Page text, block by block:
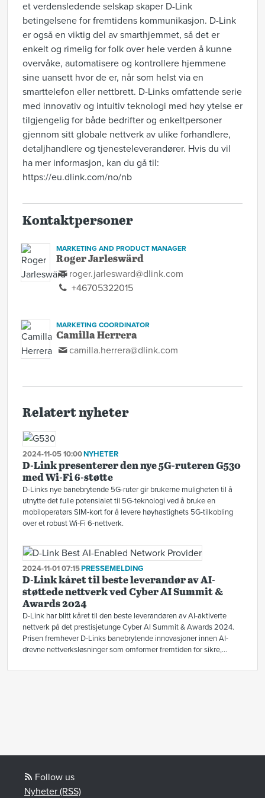
et verdensledende selskap skaper D-Link
betingelsene for fremtidens kommunikasjon. D-Link
er også en viktig del av smarthjemmet, så det er
enkelt og rimelig for folk over hele verden å kunne
overvåke, automatisere og kontrollere hjemmene
sine uansett hvor de er, når som helst via en
smarttelefon eller nettbrett. D-Links omfattende serie
med innovativ og intuitiv teknologi med høy ytelse er
tilgjengelig for både bedrifter og enkeltpersoner
gjennom sitt globale nettverk av ulike forhandlere,
detaljhandlere og tjenesteleverandører. Hvis du vil
ha mer informasjon, kan du gå til:
https://eu.dlink.com/no/nb
Kontaktpersoner
MARKETING AND PRODUCT MANAGER
Roger Jarleswärd
roger.jarlesward@dlink.com
+46705322015
MARKETING COORDINATOR
Camilla Herrera
camilla.herrera@dlink.com
Relatert nyheter
2024-11-05 10:00NYHETER
D-Link presenterer den nye 5G-ruteren G530
med Wi-Fi 6-støtte
D-Links nye banebrytende 5G-ruter gir brukerne muligheten til å
utnytte det fulle potensialet til 5G-teknologi ved å bruke en
mobiloperatørs SIM-kort for å levere høyhastighets 5G-tilkobling
over et robust Wi-Fi 6-nettverk.
2024-11-01 07:15PRESSEMELDING
D-Link kåret til beste leverandør av AI-
støttede nettverk ved Cyber AI Summit &
Awards 2024
D-Link har blitt kåret til den beste leverandøren av AI-aktiverte
nettverk på det prestisjetunge Cyber AI Summit & Awards 2024.
Prisen fremhever D-Links banebrytende innovasjoner innen AI-
drevne nettverksløsninger som omformer fremtiden for sikre,...
Follow us
Nyheter (RSS)